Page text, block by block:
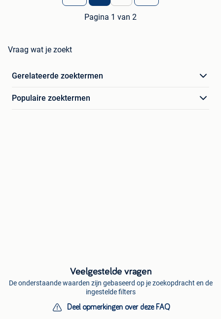
Pagina 1 van 2
Vraag wat je zoekt
Gerelateerde zoektermen
Populaire zoektermen
Veelgestelde vragen
De onderstaande waarden zijn gebaseerd op je zoekopdracht en de
ingestelde filters
Deel opmerkingen over deze FAQ